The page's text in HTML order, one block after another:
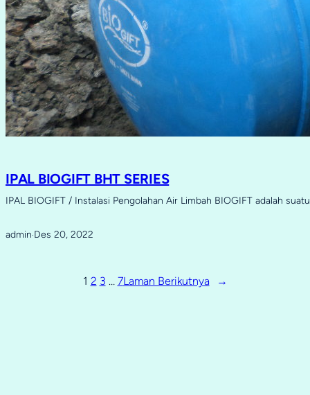
IPAL BIOGIFT BHT SERIES
IPAL BIOGIFT / Instalasi Pengolahan Air Limbah BIOGIFT adalah
admin·Des 20, 2022
1 2 3 … 7Laman Berikutnya →